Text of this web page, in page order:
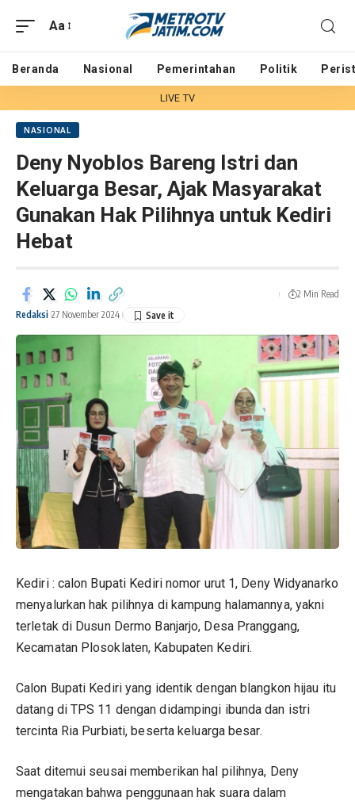
Aa
Beranda Nasional Pemerintahan Politik
LIVE TV
NASIONAL
Deny Nyoblos Bareng Istri dan
Keluarga Besar, Ajak Masyarakat
Gunakan Hak Pilihnya untuk Kediri
Hebat
Redaksi 27 November 2024
2 Min Read
Kediri : calon Bupati Kediri nomor urut 1, Deny Widyanarko
menyalurkan hak pilihnya di kampung halamannya, yakni
terletak di Dusun Dermo Banjarjo, Desa Pranggang,
Kecamatan Plosoklaten, Kabupaten Kediri.
Calon Bupati Kediri yang identik dengan blangkon hijau itu
datang di TPS 11 dengan didampingi ibunda dan istri
tercinta Ria Purbiati, beserta keluarga besar.
Saat ditemui seusai memberikan hal pilihnya, Deny
mengatakan bahwa penggunaan hak suara dalam